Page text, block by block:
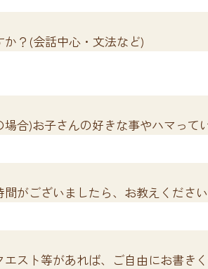
？(会話中心・文法など)
合)お子さんの好きな事やハマって
がございましたら、お教えください
スト等があれば、ご自由にお書きく